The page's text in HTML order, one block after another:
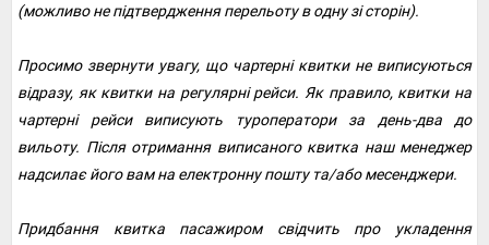
(можливо не підтвердження перельоту в одну зі сторін).
Просимо звернути увагу, що чартерні квитки не виписуються
відразу, як квитки на регулярні рейси. Як правило, квитки на
чартерні рейси виписують туроператори за день-два до
вильоту. Після отримання виписаного квитка наш менеджер
надсилає його вам на електронну пошту та/або месенджери.
Придбання квитка пасажиром свідчить про укладення